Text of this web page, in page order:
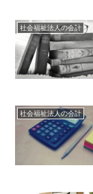
社会福祉法人の会計
社会福祉法人の会計